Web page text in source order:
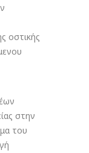
οστικής
στην
του